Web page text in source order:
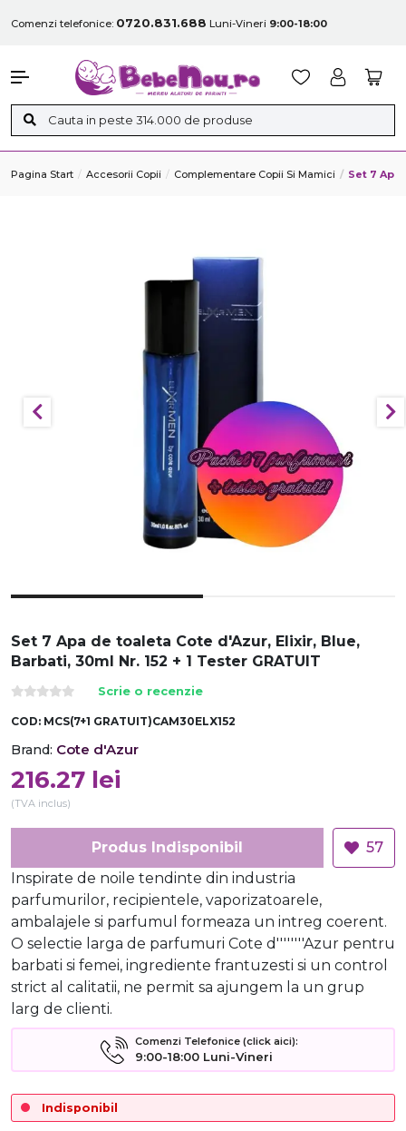
Comenzi telefonice: 0720.831.688 Luni-Vineri 9:00-18:00
Pagina Start Accesorii Copii Complementare Copii Si Mamici Set 7 Apa
Set 7 Apa de toaleta Cote d'Azur, Elixir, Blue,
Barbati, 30ml Nr. 152 + 1 Tester GRATUIT
Scrie o recenzie
COD: MCS(7+1 GRATUIT)CAM30ELX152
Brand: Cote d'Azur
216.27 lei
(TVA inclus)
Produs Indisponibil
57
Inspirate de noile tendinte din industria
parfumurilor, recipientele, vaporizatoarele,
ambalajele si parfumul formeaza un intreg coerent.
O selectie larga de parfumuri Cote d''''''''Azur pentru
barbati si femei, ingrediente frantuzesti si un control
strict al calitatii, ne permit sa ajungem la un grup
larg de clienti.
Comenzi Telefonice (click aici):
9:00-18:00 Luni-Vineri
Indisponibil